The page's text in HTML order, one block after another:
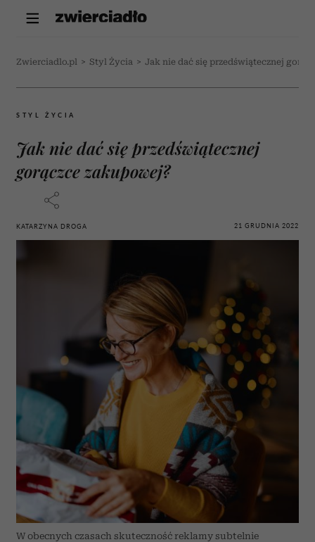
Zwierciadlo.pl > Styl Życia > Jak nie dać się przedświątecznej
STYL ŻYCIA
Jak nie dać się przedświątecznej
gorączce zakupowej?
KATARZYNA DROGA 21 GRUDNIA 2022
W obecnych czasach skuteczność reklamy subtelnie